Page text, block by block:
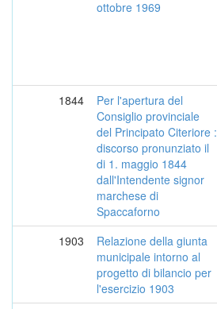
ottobre 1969
1844
Per l'apertura del
Consiglio provinciale
del Principato Citeriore :
discorso pronunziato il
di 1. maggio 1844
dall'Intendente signor
marchese di
Spaccaforno
1903
Relazione della giunta
municipale intorno al
progetto di bilancio per
l'esercizio 1903